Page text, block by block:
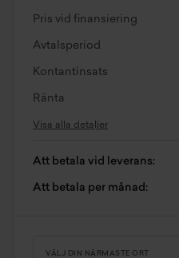
Pris vid finansiering
Avtalsperiod
Kontantinsats
Ränta
Visa alla detaljer
Att betala vid leverans:
Att betala per månad:
VÄLJ DIN NÄRMASTE ORT